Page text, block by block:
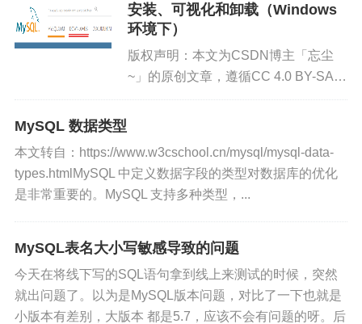
安装、可视化和卸载（Windows
环境下）
版权声明：本文为CSDN博主「忘尘
~」的原创文章，遵循CC 4.0 BY-SA版
权协议，转载请附上原文出处链接及本
MySQL 数据类型
本文转自：https://www.w3cschool.cn/mysql/mysql-data-
types.htmlMySQL 中定义数据字段的类型对数据库的优化
是非常重要的。MySQL 支持多种类型，...
MySQL表名大小写敏感导致的问题
今天在将线下写的SQL语句拿到线上来测试的时候，突然
就出问题了。以为是MySQL版本问题，对比了一下也就是
小版本有差别，大版本 都是5.7，应该不会有问题的呀。后